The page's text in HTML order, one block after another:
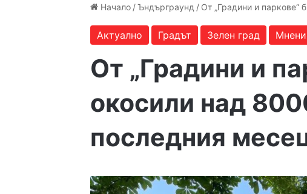
Начало / Ъндърграунд / От „Градини и паркове“
Актуално Градът Зелен град
От „Градини и
окосили над
последния